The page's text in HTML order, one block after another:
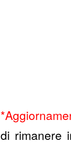
di rimanere